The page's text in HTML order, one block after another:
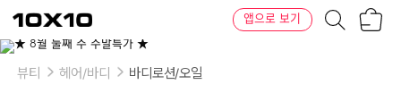
텐
바
텐
앱으로 보기
뷰티 헤어/바디 바디로션/오일